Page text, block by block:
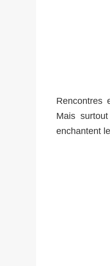
Rencontres
Mais
enchantent